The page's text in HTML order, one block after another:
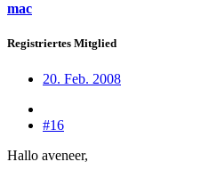
mac
Registriertes Mitglied
20. Feb. 2008
#16
Hallo aveneer,